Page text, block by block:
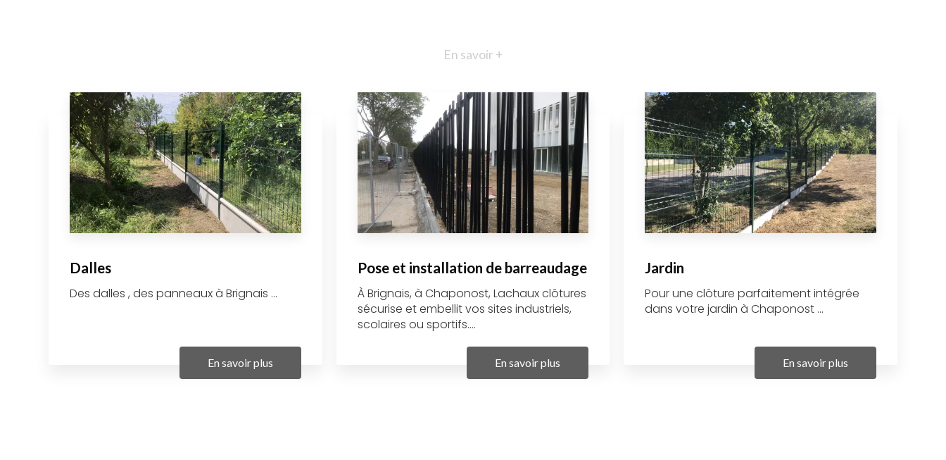
En savoir +
Dalles
Des dalles , des panneaux à Brignais ...
En savoir plus
Pose et installation de barreaudage
À Brignais, à Chaponost, Lachaux clôtures
sécurise et embellit vos sites industriels,
scolaires ou sportifs....
En savoir plus
Jardin
Pour une clôture parfaitement intégrée
dans votre jardin à Chaponost ...
En savoir plus